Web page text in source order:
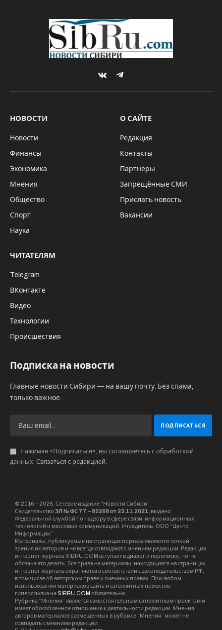
VKontakteTelegram
НОВОСТИ
Новости
Финансы
Экономика
Мнения
Общество
Спорт
Наука
О САЙТЕ
Редакция
Контакты
Партнёры
Запрещённые СМИ
Прислать новость
Вакансии
ЧИТАТЕЛЯМ
Telegram
ВКонтакте
Видео
Технологии
Происшествия
Подписка на новости
Главные новости Сибири — на вашу почту. Без спама,
только важное.
Нажимая «Подписаться», вы соглашаетесь с обработкой
данных. Связаться с редакцией.
© 2016 – 2026, Сетевое издание “Новости Сибири”.
Свидетельство ЭЛ № ФС 77 – 82268 от 23.11.2021, выдано
Федеральной службой по надзору в сфере связи, информационных
технологий и массовых коммуникаций. Учредитель: ООО “Центр
Информации”
Материалы, публикуемые на страницах портала являются точкой
зрения их авторов и не всегда совпадают с мнением редакции. Редакция
интернет-журнала SIBRU.COM вступает в диалог и переписку, но не
обязана это делать. Все права на материалы, находящиеся на страницах
интернет-журнала охраняются в соответствии с законодательством РФ,
в том числе об авторском праве и смежных правах. При любом
использовании материалов сайта и сателлитных проектов –
гиперссылка на SIBRU.COM обязательна.
Рубрика “Мнения” является самостоятельным сателлитным проектом и
имеет обособленное отношение к деятельности редакции. Мнения
авторов материалов размещенных в рубрике “Мнения” может не
совпадать с мнением редакции.